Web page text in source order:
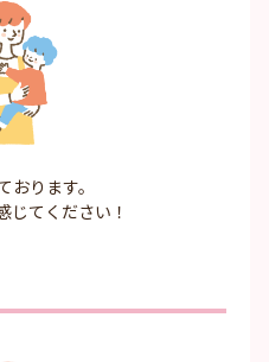
ります。
じてください！